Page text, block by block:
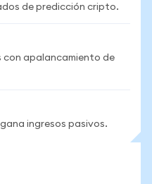
de predicción cripto.
con apalancamiento de
ingresos pasivos.